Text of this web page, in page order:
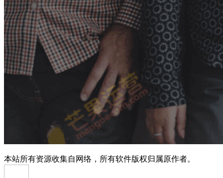
本站所有资源收集自网络，所有软件版权归属原作者。